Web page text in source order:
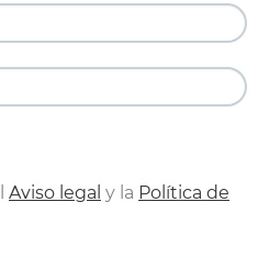
Aviso legal y la Política de